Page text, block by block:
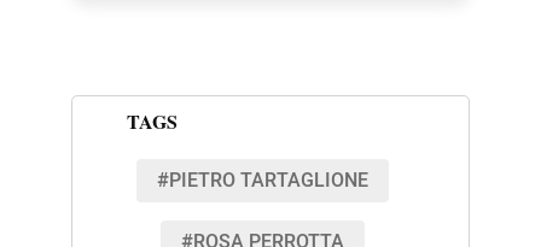
TAGS
#PIETRO TARTAGLIONE